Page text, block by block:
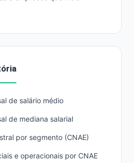
de salário médio
de mediana salarial
por segmento (CNAE)
e operacionais por CNAE